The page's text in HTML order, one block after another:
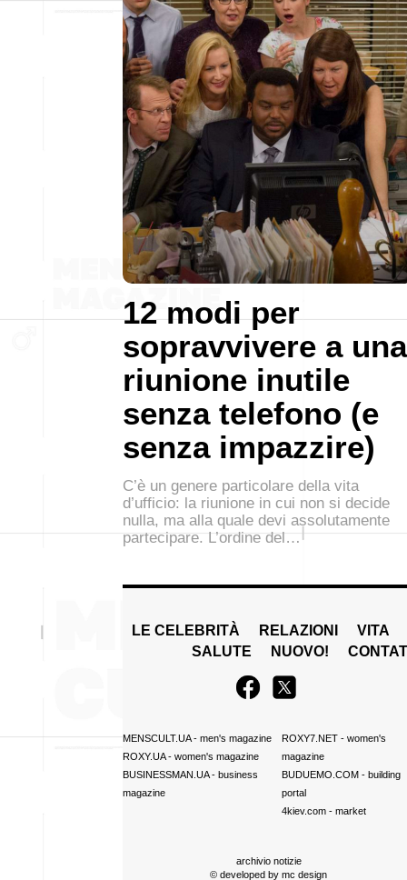
12 modi per
sopravvivere a una
riunione inutile
senza telefono (e
senza impazzire)
C’è un genere particolare della vita
d’ufficio: la riunione in cui non si decide
nulla, ma alla quale devi assolutamente
partecipare. L’ordine del…
LE CELEBRITÀ RELAZIONI
VITA
SALUTE
NUOVO!
MENSCULT.UA- men's magazine
ROXY.UA- women's magazine
BUSINESSMAN.UA- business
magazine
ROXY7.NET- women's
magazine
BUDUEMO.COM- building
portal
4kiev.com- market
archivio notizie
© developed by mc design